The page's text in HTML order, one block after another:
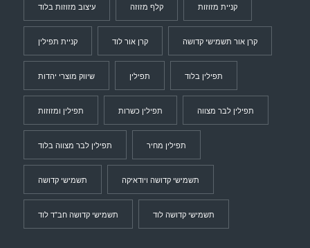
עיצוב מזוזות בלוד קלף מזוזה קניית מזוזות
קניית תפילין קרן אור לוד קרן אור תשמישי קדושה
שיווק מוצרי יהדות תפילין תפילין בלוד
תפילין ומזוזות תפילין כשרות תפילין לבר מצווה
תפילין לבר מצווה בלוד תפילין מחיר
תשמישי קדושה תשמישי קדושה ויודאיקה
תשמישי קדושה חב"ד לוד תשמישי קדושה לוד